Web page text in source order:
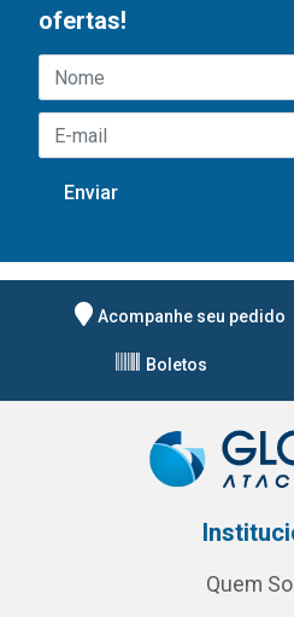
ofertas!
Acompanhe seu pedido
Boletos
Quem